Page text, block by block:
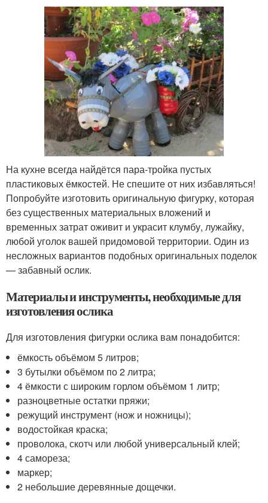
На кухне всегда найдётся пара-тройка пустых
пластиковых ёмкостей. Не спешите от них избавляться!
Попробуйте изготовить оригинальную фигурку, которая
без существенных материальных вложений и
временных затрат оживит и украсит клумбу, лужайку,
любой уголок вашей придомовой территории. Один из
несложных вариантов подобных оригинальных поделок
— забавный ослик.
Материалы и инструменты, необходимые для
изготовления ослика
Для изготовления фигурки ослика вам понадобится:
ёмкость объёмом 5 литров;
3 бутылки объёмом по 2 литра;
4 ёмкости с широким горлом объёмом 1 литр;
разноцветные остатки пряжи;
режущий инструмент (нож и ножницы);
водостойкая краска;
проволока, скотч или любой универсальный клей;
4 самореза;
маркер;
2 небольшие деревянные дощечки.